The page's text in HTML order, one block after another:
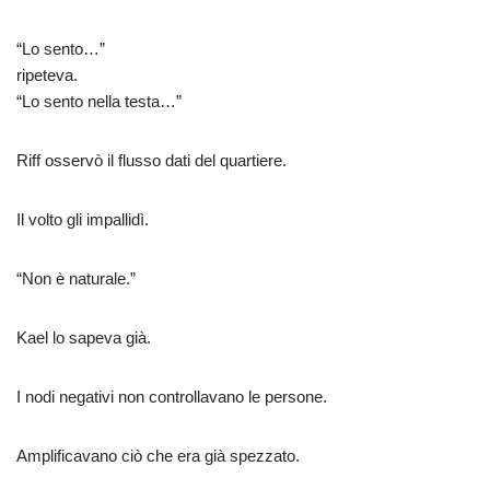
“Lo sento…”
ripeteva.
“Lo sento nella testa…”
Riff osservò il flusso dati del quartiere.
Il volto gli impallidì.
“Non è naturale.”
Kael lo sapeva già.
I nodi negativi non controllavano le persone.
Amplificavano ciò che era già spezzato.